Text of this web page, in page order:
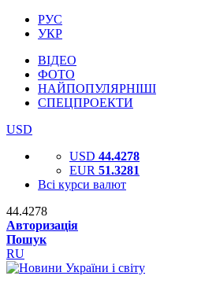
РУС
УКР
ВІДЕО
ФОТО
НАЙПОПУЛЯРНІШІ
СПЕЦПРОЕКТИ
USD
USD 44.4278
EUR 51.3281
Всі курси валют
44.4278
Авторизація
Пошук
RU